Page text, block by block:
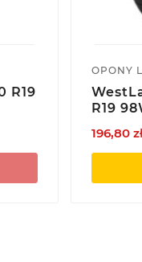
R19
OPONY
R19
196,80